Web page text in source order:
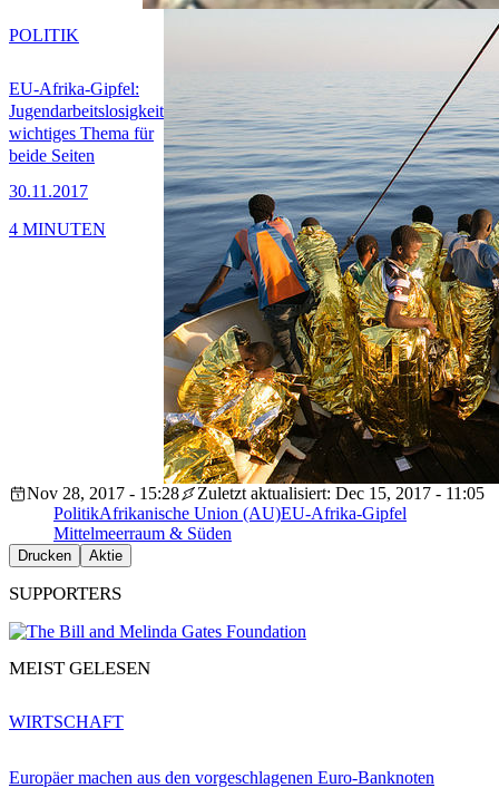
EU-Afrika-Gipfel:
Jugendarbeitslosigkeit
wichtiges Thema für
beide Seiten
30.11.2017
POLITIK
4 MINUTEN
Nov 28, 2017 - 15:28
Zuletzt aktualisiert: Dec 15, 2017 - 11:05
PolitikAfrikanische Union (AU)EU-Afrika-Gipfel
Mittelmeerraum & Süden
Drucken Aktie
SUPPORTERS
MEIST GELESEN
Europäer machen aus den vorgeschlagenen Euro-Banknoten
WIRTSCHAFT